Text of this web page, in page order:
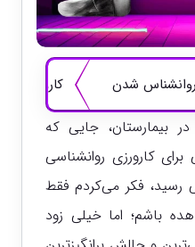
روانشناس شدن کارورزی
در بیمارستان، جایی که
کارورزی روانشناسی
رسید، فکر می‌کردم فقط
باشم؛ اما خیلی زود